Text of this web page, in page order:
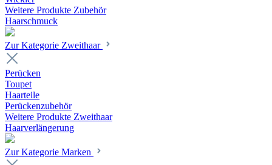
Weitere Produkte Zubehör
Haarschmuck
Zur Kategorie Zweithaar
Perücken
Toupet
Haarteile
Perückenzubehör
Weitere Produkte Zweithaar
Haarverlängerung
Zur Kategorie Marken